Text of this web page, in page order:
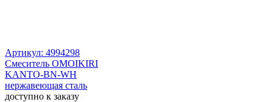
Артикул: 4994298
Смеситель OMOIKIRI
KANTO-BN-WH
нержавеющая сталь
доступно к заказу